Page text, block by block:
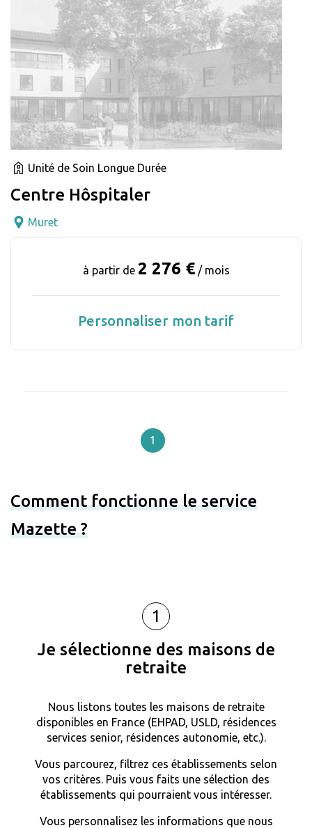
Unité de Soin Longue Durée
Centre Hôspitaler
Muret
à partir de 2 276 € / mois
Personnaliser mon tarif
1
Comment fonctionne le service
Mazette ?
1
Je sélectionne des maisons de
retraite
Nous listons toutes les maisons de retraite
disponibles en France (EHPAD, USLD, résidences
services senior, résidences autonomie, etc.).
Vous parcourez, filtrez ces établissements selon
vos critères. Puis vous faits une sélection des
établissements qui pourraient vous intéresser.
Vous personnalisez les informations que nous